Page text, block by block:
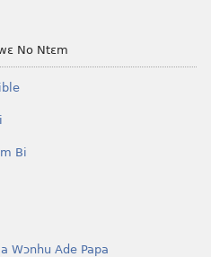
No Ntɛm
Bi
Wɔnhu Ade Papa